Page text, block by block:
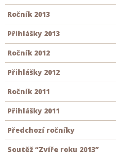
Ročník 2013
Přihlášky 2013
Ročník 2012
Přihlášky 2012
Ročník 2011
Přihlášky 2011
Předchozí ročníky
Soutěž “Zvíře roku 2013”